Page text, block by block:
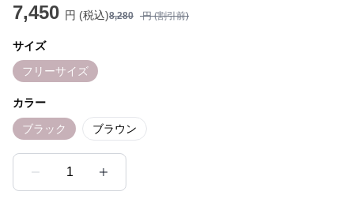
7,450 円 (税込)8,280 円 (割引前)
サイズ
フリーサイズ
カラー
ブラック ブラウン
1